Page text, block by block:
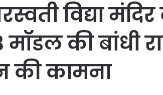
विद्या
मॉडल की बांधी
की कामना